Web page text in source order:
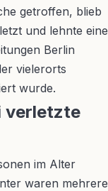
getroffen, blieb
und lehnte eine
Berlin
vielerorts
wurde.
verletzte
im Alter
waren mehrere